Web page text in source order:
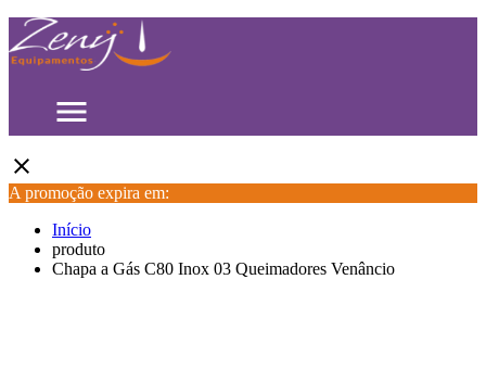
menu
close
A promoção expira em:
Início
produto
Chapa a Gás C80 Inox 03 Queimadores Venâncio